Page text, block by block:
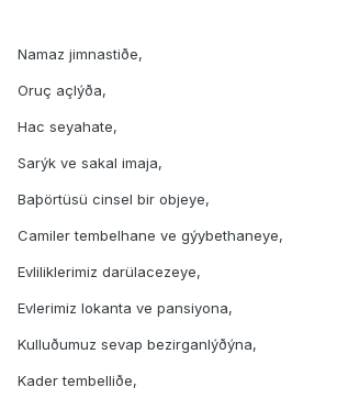
Namaz jimnastiðe,
Oruç açlýða,
Hac seyahate,
Sarýk ve sakal imaja,
Baþörtüsü cinsel bir objeye,
Camiler tembelhane ve gýybethaneye,
Evliliklerimiz darülacezeye,
Evlerimiz lokanta ve pansiyona,
Kulluðumuz sevap bezirganlýðýna,
Kader tembelliðe,